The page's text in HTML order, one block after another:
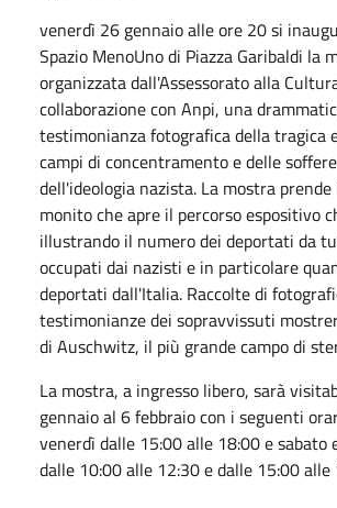
venerdì 26 gennaio alle ore 20 si
Spazio MenoUno di Piazza Garibaldi la
organizzata dall'Assessorato alla
collaborazione con Anpi, una
testimonianza fotografica della tragica
campi di concentramento e delle
dell'ideologia nazista. La mostra
monito che apre il percorso espositivo
illustrando il numero dei deportati da
occupati dai nazisti e in particolare
deportati dall'Italia. Raccolte di
testimonianze dei sopravvissuti
di Auschwitz, il più grande campo di
La mostra, a ingresso libero, sarà
gennaio al 6 febbraio con i seguenti
venerdì dalle 15:00 alle 18:00 e sabato
dalle 10:00 alle 12:30 e dalle 15:00 alle